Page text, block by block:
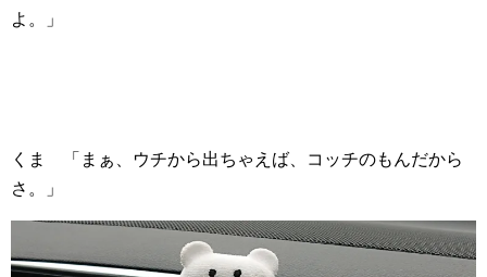
よ。」
くま 「まぁ、ウチから出ちゃえば、コッチのもんだから
さ。」